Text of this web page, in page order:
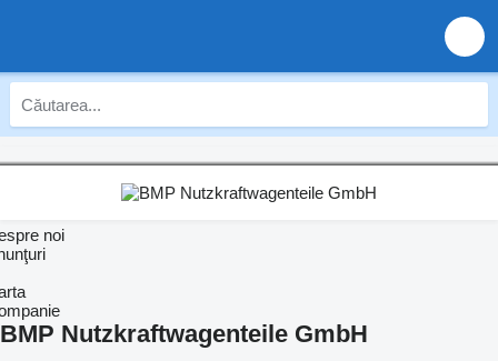
noi
BMP Nutzkraftwagenteile GmbH